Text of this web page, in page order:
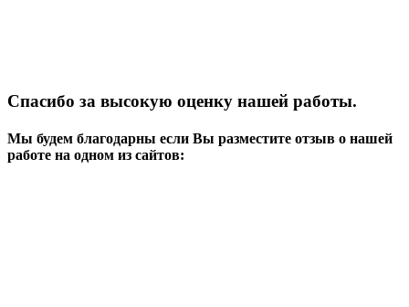
Спасибо за высокую оценку нашей работы.
Мы будем благодарны если Вы разместите отзыв о нашей
работе на одном из сайтов: